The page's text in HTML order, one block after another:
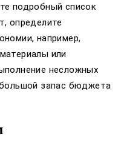
подробный список
определите
например,
или
несложных
запас бюджета